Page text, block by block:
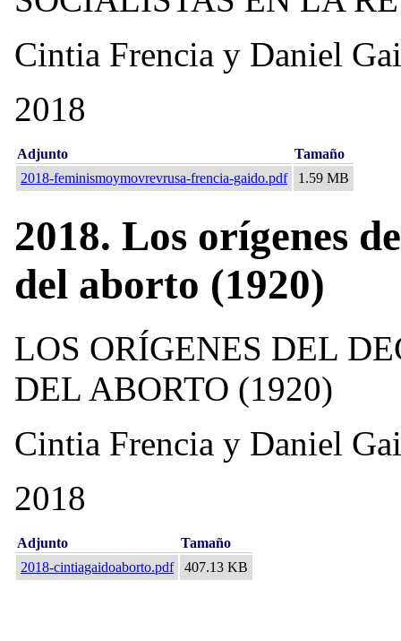
Cintia Frencia y Daniel
2018
Adjunto
Tamaño
2018-feminismoymovrevrusa-frencia-gaido.pdf
1.59 MB
2018. Los orígenes
del aborto (1920)
LOS ORÍGENES DEL
DEL ABORTO (1920)
Cintia Frencia y Daniel
2018
Adjunto
Tamaño
2018-cintiagaidoaborto.pdf
407.13 KB